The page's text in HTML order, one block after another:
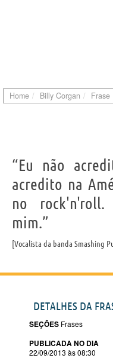
Home Billy Corgan Frase
“Eu não
acredito na
no
mim.”
Vocalista da banda Smashing
DETALHES DA
SEÇÕES Frases
PUBLICADA NO DIA
22/09/2013 às 08:30